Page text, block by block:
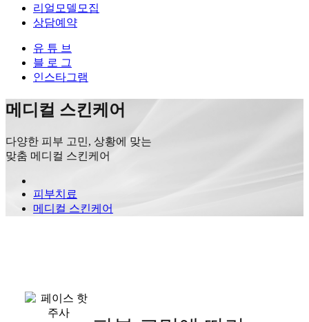
리얼모델모집
상담예약
유 튜 브
블 로 그
인스타그램
메디컬 스킨케어
다양한 피부 고민, 상황에 맞는
맞춤 메디컬 스킨케어
피부치료
메디컬 스킨케어